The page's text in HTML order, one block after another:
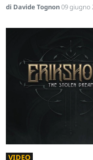
di Davide Tognon09 giugno
VIDEO